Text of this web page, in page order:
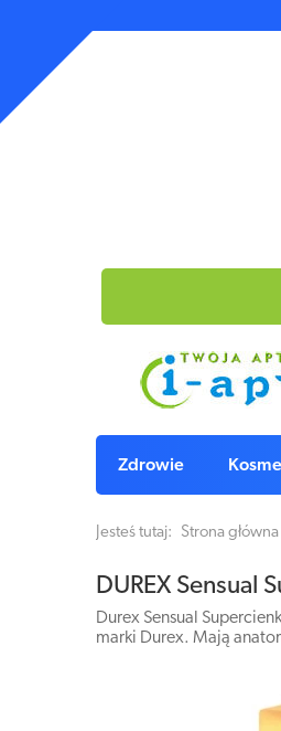
Zdrowie
Jesteś tutaj: Strona główna
DUREX Sensual
Durex Sensual
marki Durex. Mają